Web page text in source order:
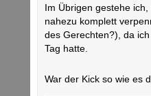
Im Übrigen gestehe
nahezu komplett
des Gerechten?), da
Tag hatte.
War der Kick so wie es